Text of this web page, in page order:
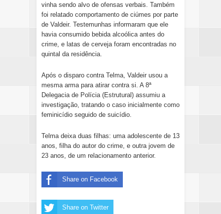
vinha sendo alvo de ofensas verbais. Também
foi relatado comportamento de ciúmes por parte
de Valdeir. Testemunhas informaram que ele
havia consumido bebida alcoólica antes do
crime, e latas de cerveja foram encontradas no
quintal da residência.
Após o disparo contra Telma, Valdeir usou a
mesma arma para atirar contra si. A 8ª
Delegacia de Polícia (Estrutural) assumiu a
investigação, tratando o caso inicialmente como
feminicídio seguido de suicídio.
Telma deixa duas filhas: uma adolescente de 13
anos, filha do autor do crime, e outra jovem de
23 anos, de um relacionamento anterior.
Share on Facebook
Share on Twitter